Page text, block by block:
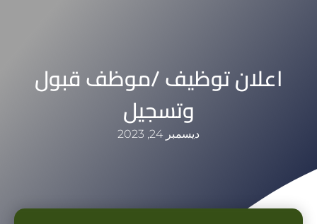
اعلان توظيف /موظف قبول
وتسجيل
ديسمبر 24, 2023